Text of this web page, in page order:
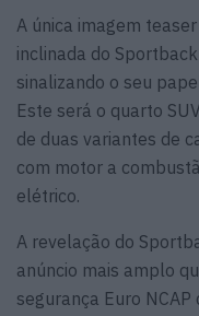
A única imagem
inclinada do
sinalizando o seu
Este será o quarto
de duas variantes de
com motor a
elétrico.
A revelação do
anúncio mais amplo
segurança Euro